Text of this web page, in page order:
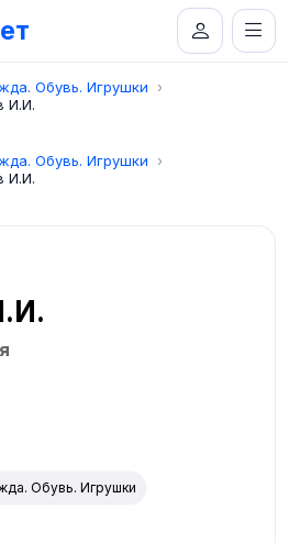
Обувь. Игрушки
И.И.
Обувь. Игрушки
И.И.
Обувь. Игрушки